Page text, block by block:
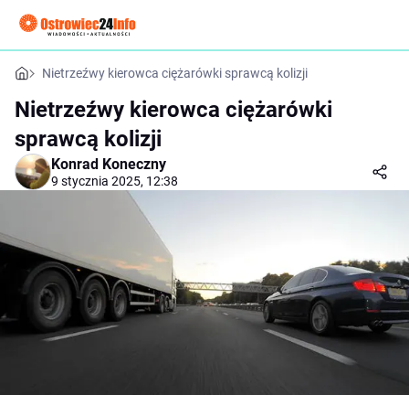
Nietrzeźwy kierowca ciężarówki sprawcą kolizji
Nietrzeźwy kierowca ciężarówki
sprawcą kolizji
Konrad Koneczny
9 stycznia 2025, 12:38